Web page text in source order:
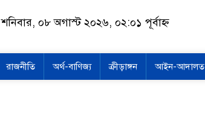
শনিবার, ০৮ অগাস্ট ২০২৬, ০২:০১ পূর্বাহ্ন
রাজনীতি অর্থ-বাণিজ্য ক্রীড়াঙ্গন আইন-আদালত